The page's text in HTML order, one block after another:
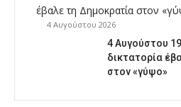
4 Αυγούστου 2026
4 Αυγούστου
δικτατορία
στον «γύψο»